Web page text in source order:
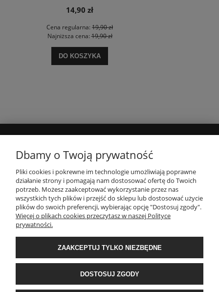
14,90 zł
Cena regularna: 19,90 zł
Najniższa cena:19,90 zł
DO KOSZYKA
MOJE KONTO
INFORMACJE
PŁATNOŚCI I DOSTAWA
O NAS
POPULARNE KATEGORIE
Dbamy o Twoją prywatność
Pliki cookies i pokrewne im technologie umożliwiają poprawne
działanie strony i pomagają nam dostosować ofertę do Twoich
potrzeb. Możesz zaakceptować wykorzystanie przez nas
wszystkich tych plików i przejść do sklepu lub dostosować użycie
plików do swoich preferencji, wybierając opcję "Dostosuj zgody".
Więcej o plikach cookies przeczytasz w naszej Polityce
prywatności.
ZAAKCEPTUJ TYLKO NIEZBĘDNE
DOSTOSUJ ZGODY